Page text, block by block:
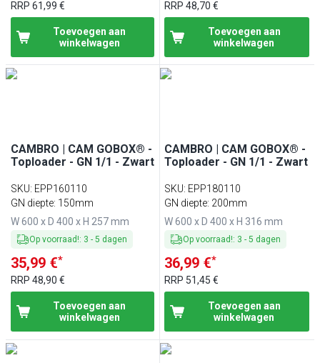
RRP 61,99 €
Toevoegen aan
winkelwagen
RRP48,70 €
Toevoegen aan
winkelwagen
CAMBRO | CAM GOBOX® -
Toploader - GN 1/1 - Zwart
SKU: EPP160110
GN diepte: 150mm
W 600 x D 400 x H 257 mm
Op voorraad!: 3 - 5 dagen
35,99 €*
RRP 48,90 €
Toevoegen aan
winkelwagen
CAMBRO | CAM GOBOX® -
Toploader - GN 1/1 - Zwart
SKU: EPP180110
GN diepte: 200mm
W 600 x D 400 x H 316 mm
Op voorraad!: 3 -5 dagen
36,99 €*
RRP 51,45 €
Toevoegen aan
winkelwagen